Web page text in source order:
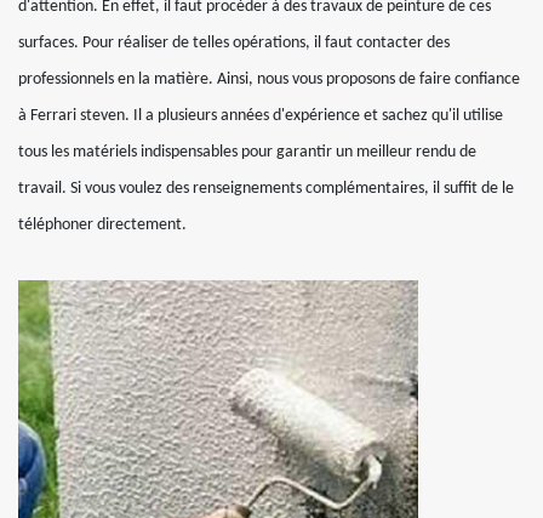
d'attention. En effet, il faut procéder à des travaux de peinture de ces
surfaces. Pour réaliser de telles opérations, il faut contacter des
professionnels en la matière. Ainsi, nous vous proposons de faire confiance
à Ferrari steven. Il a plusieurs années d'expérience et sachez qu'il utilise
tous les matériels indispensables pour garantir un meilleur rendu de
travail. Si vous voulez des renseignements complémentaires, il suffit de le
téléphoner directement.